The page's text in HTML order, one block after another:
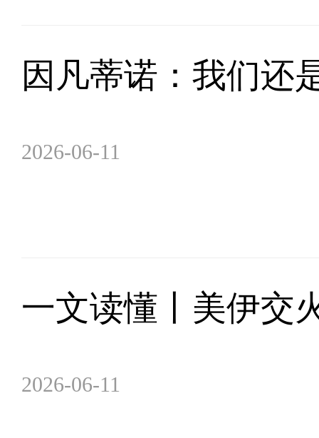
因凡蒂诺：我们还
2026-06-11
一文读懂丨美伊
2026-06-11